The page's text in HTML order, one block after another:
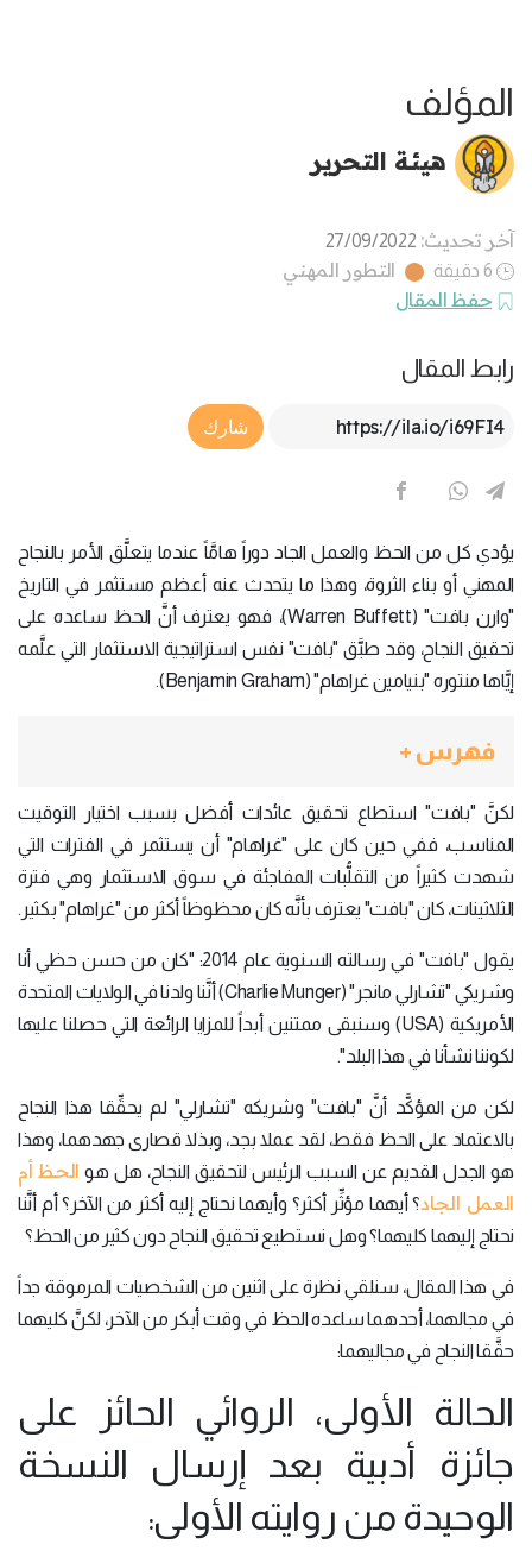
المؤلف
هيئة التحرير
آخر تحديث: 27/09/2022
6 دقيقة
التطور المهني
حفظ المقال
رابط المقال
Article Link
شارك
يؤدي كل من الحظ والعمل الجاد دوراً هامَّاً عندما يتعلَّق الأمر بالنجاح
المهني أو بناء الثروة، وهذا ما يتحدث عنه أعظم مستثمر في التاريخ
"وارن بافت" (Warren Buffett)، فهو يعترف أنَّ الحظ ساعده على
تحقيق النجاح، وقد طبَّق "بافت" نفس استراتيجية الاستثمار التي علَّمه
إيَّاها منتوره "بنيامين غراهام" (Benjamin Graham).
فهرس +
لكنَّ "بافت" استطاع تحقيق عائدات أفضل بسبب اختيار التوقيت
المناسب، ففي حين كان على "غراهام" أن يستثمر في الفترات التي
شهدت كثيراً من التقلُّبات المفاجئة في سوق الاستثمار وهي فترة
الثلاثينات، كان "بافت" يعترف بأنَّه كان محظوظاً أكثر من "غراهام" بكثير.
يقول "بافت" في رسالته السنوية عام 2014: "كان من حسن حظي أنا
وشريكي "تشارلي مانجر" (Charlie Munger) أنَّنا ولدنا في الولايات المتحدة
الأمريكية (USA) وسنبقى ممتنين أبداً للمزايا الرائعة التي حصلنا عليها
لكوننا نشأنا في هذا البلد".
لكن من المؤكَّد أنَّ "بافت" وشريكه "تشارلي" لم يحقِّقا هذا النجاح
بالاعتماد على الحظ فقط، لقد عملا بجد، وبذلا قصارى جهدهما، وهذا
هو الجدل القديم عن السبب الرئيس لتحقيق النجاح، هل هو الحظ أم
العمل الجاد؟ أيهما مؤثِّر أكثر؟ وأيهما نحتاج إليه أكثر من الآخر؟ أم أنَّنا
نحتاج إليهما كليهما؟ وهل نستطيع تحقيق النجاح دون كثير من الحظ؟
في هذا المقال، سنلقي نظرة على اثنين من الشخصيات المرموقة جداً
في مجالهما، أحدهما ساعده الحظ في وقت أبكر من الآخر، لكنَّ كليهما
حقَّقا النجاح في مجاليهما:
الحالة الأولى، الروائي الحائز على
جائزة أدبية بعد إرسال النسخة
الوحيدة من روايته الأولى: